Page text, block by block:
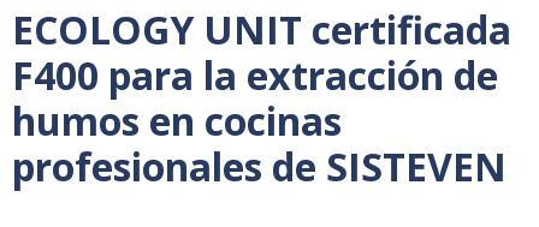
ECOLOGY UNIT certificada
F400 para la extracción de
humos en cocinas
profesionales de SISTEVEN